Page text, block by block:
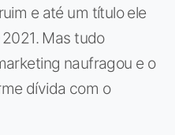
e até um título ele
Mas tudo
naufragou e o
dívida com o